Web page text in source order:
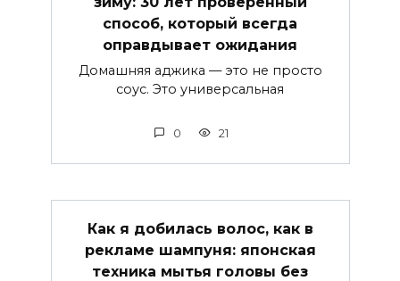
способ, который всегда
оправдывает ожидания
Домашняя аджика — это не просто
соус. Это универсальная
0 21
Как я добилась волос, как в
рекламе шампуня: японская
техника мытья головы без